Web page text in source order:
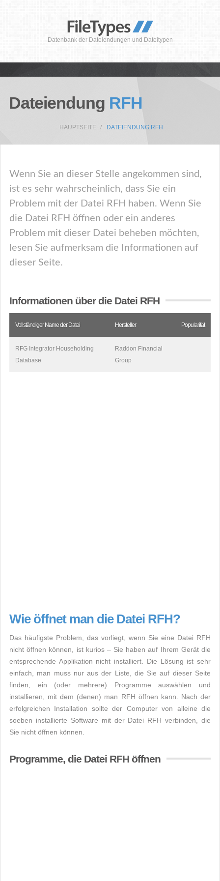
Datenbank der Dateiendungen und Dateitypen
Dateiendung RFH
HAUPTSEITE DATEIENDUNG RFH
Wenn Sie an dieser Stelle angekommen sind,
ist es sehr wahrscheinlich, dass Sie ein
Problem mit der Datei RFH haben. Wenn Sie
die Datei RFH öffnen oder ein anderes
Problem mit dieser Datei beheben möchten,
lesen Sie aufmerksam die Informationen auf
dieser Seite.
Informationen über die Datei RFH
Vollständiger Name der Datei Hersteller Popularität
RFG Integrator Householding
Database
Raddon Financial
Group
Wie öffnet man die Datei RFH?
Das häufigste Problem, das vorliegt, wenn Sie eine Datei RFH
nicht öffnen können, ist kurios – Sie haben auf Ihrem Gerät die
entsprechende Applikation nicht installiert. Die Lösung ist sehr
einfach, man muss nur aus der Liste, die Sie auf dieser Seite
finden, ein (oder mehrere) Programme auswählen und
installieren, mit dem (denen) man RFH öffnen kann. Nach der
erfolgreichen Installation sollte der Computer von alleine die
soeben installierte Software mit der Datei RFH verbinden, die
Sie nicht öffnen können.
Programme, die Datei RFH öffnen